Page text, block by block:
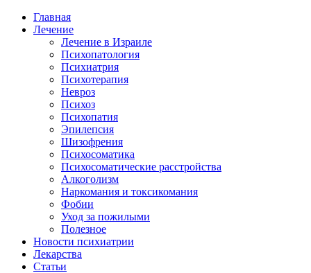
Главная
Лечение
Лечение в Израиле
Психопатология
Психиатрия
Психотерапия
Невроз
Психоз
Психопатия
Эпилепсия
Шизофрения
Психосоматика
Психосоматические расстройства
Алкоголизм
Наркомания и токсикомания
Фобии
Уход за пожилыми
Полезное
Новости психиатрии
Лекарства
Статьи